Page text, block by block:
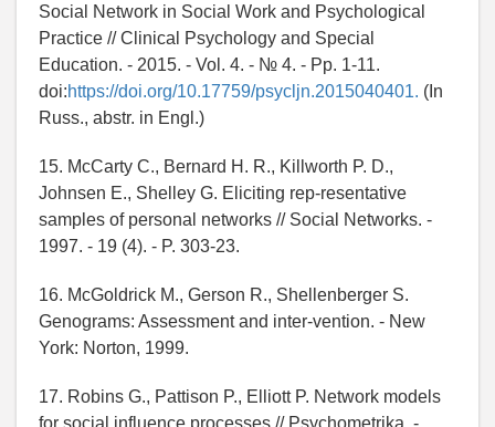
Social Network in Social Work and Psychological
Practice // Clinical Psychology and Special
Education. - 2015. - Vol. 4. - № 4. - Pp. 1-11.
doi:https://doi.org/10.17759/psycljn.2015040401. (In
Russ., abstr. in Engl.)
15. McCarty C., Bernard H. R., Killworth P. D.,
Johnsen E., Shelley G. Eliciting rep-resentative
samples of personal networks // Social Networks. -
1997. - 19 (4). - P. 303-23.
16. McGoldrick M., Gerson R., Shellenberger S.
Genograms: Assessment and inter-vention. - New
York: Norton, 1999.
17. Robins G., Pattison P., Elliott P. Network models
for social influence processes // Psychometrika. -